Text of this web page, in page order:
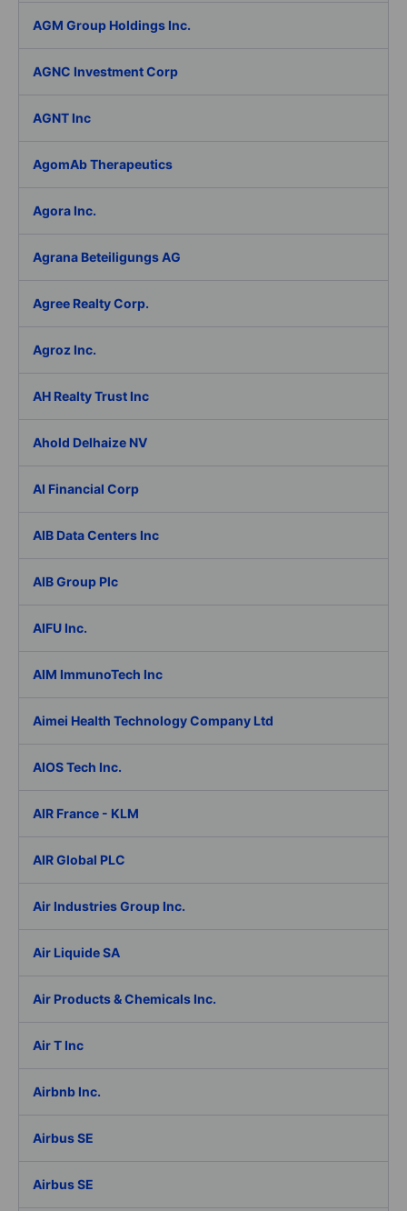
AGM Group Holdings Inc.
AGNC Investment Corp
AGNT Inc
AgomAb Therapeutics
Agora Inc.
Agrana Beteiligungs AG
Agree Realty Corp.
Agroz Inc.
AH Realty Trust Inc
Ahold Delhaize NV
AI Financial Corp
AIB Data Centers Inc
AIB Group Plc
AIFU Inc.
AIM ImmunoTech Inc
Aimei Health Technology Company Ltd
AIOS Tech Inc.
AIR France - KLM
AIR Global PLC
Air Industries Group Inc.
Air Liquide SA
Air Products & Chemicals Inc.
Air T Inc
Airbnb Inc.
Airbus SE
Airbus SE